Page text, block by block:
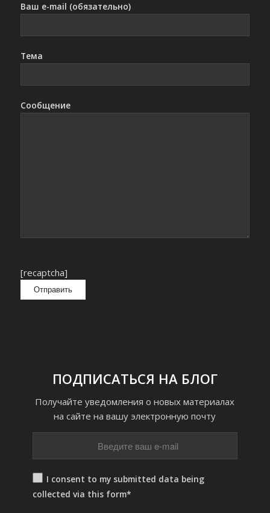
Ваш e-mail (обязательно)
Тема
Сообщение
[recaptcha]
ПОДПИСАТЬСЯ НА БЛОГ
Получайте уведомления о новых материалах
на сайте на вашу электронную почту
I consent to my submitted data being
collected via this form*